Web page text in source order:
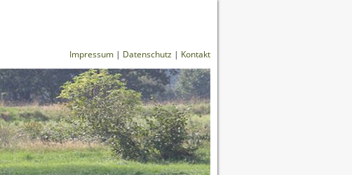
Impressum | Datenschutz | Kontakt